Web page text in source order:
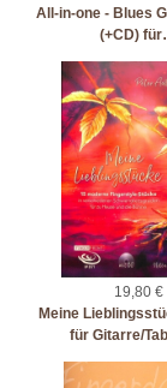
All-in-one - Blues
(+CD)
19,80 €
Meine
für Gitarre/